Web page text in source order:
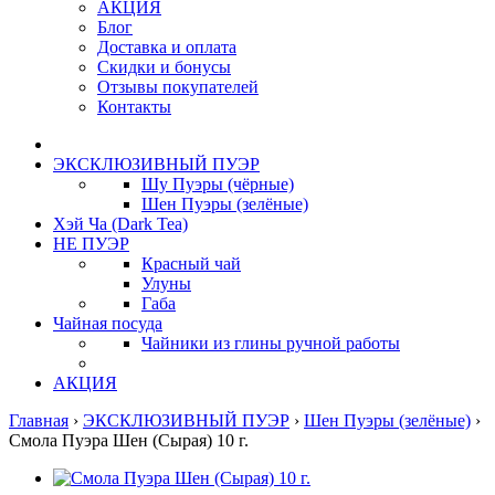
АКЦИЯ
Блог
Доставка и оплата
Скидки и бонусы
Отзывы покупателей
Контакты
ЭКСКЛЮЗИВНЫЙ ПУЭР
Шу Пуэры (чёрные)
Шен Пуэры (зелёные)
Хэй Ча (Dark Tea)
НЕ ПУЭР
Красный чай
Улуны
Габа
Чайная посуда
Чайники из глины ручной работы
АКЦИЯ
Главная › ЭКСКЛЮЗИВНЫЙ ПУЭР › Шен Пуэры (зелёные) ›
Смола Пуэра Шен (Сырая) 10 г.